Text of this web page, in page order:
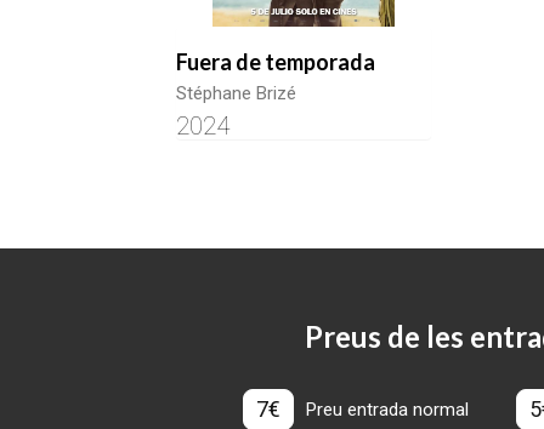
Fuera de temporada
Stéphane Brizé
2024
Preus de les
7€ Preu entrada normal